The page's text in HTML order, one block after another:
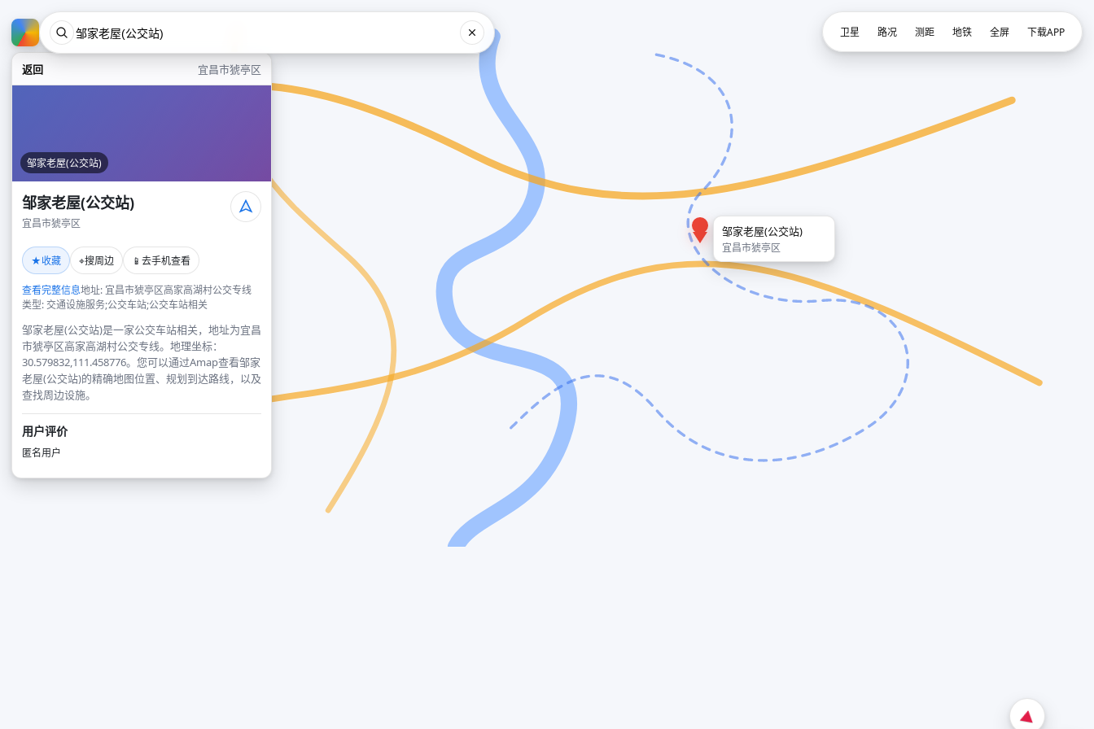
返回 宜昌市猇亭区
邹家老屋(公交站)
邹家老屋(公交站)
宜昌市猇亭区
★收藏 ⌖搜周边 📱 去手机查看
查看完整信息地址: 宜昌市猇亭区高家高湖村公交专线
类型: 交通设施服务;公交车站;公交车站相关
邹家老屋(公交站)是一家公交车站相关，地址为宜昌
市猇亭区高家高湖村公交专线。地理坐标：
30.579832,111.458776。您可以通过Amap查看邹家
老屋(公交站)的精确地图位置、规划到达路线，以及
查找周边设施。
用户评价
匿名用户
邹家老屋(公交站)
宜昌市猇亭区
卫星 路况 测距 地铁 全屏 下载APP